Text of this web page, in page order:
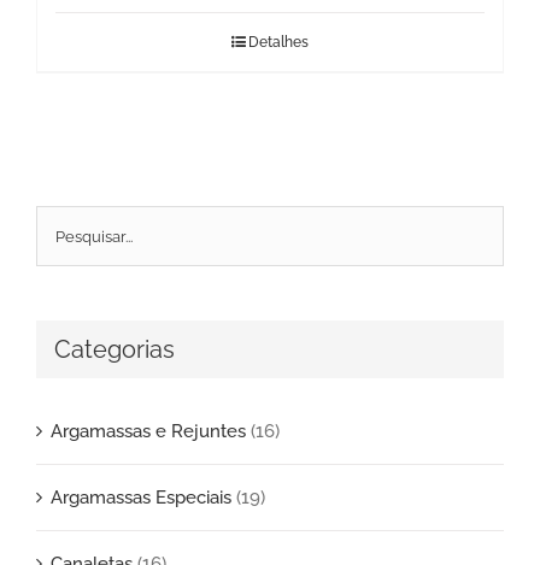
Detalhes
Categorias
Argamassas e Rejuntes (16)
Argamassas Especiais (19)